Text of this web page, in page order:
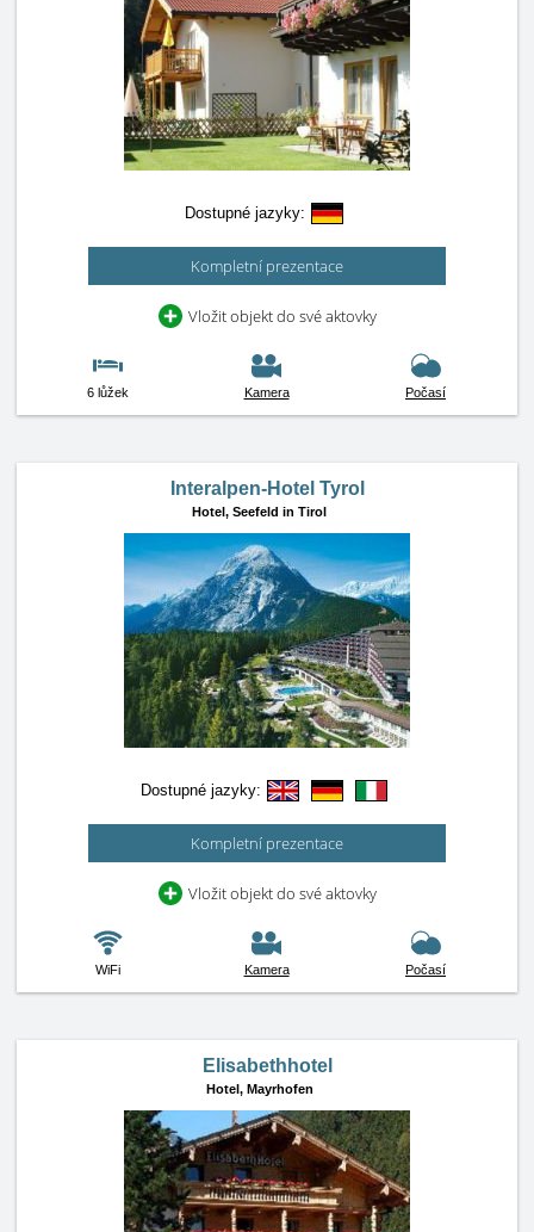
Dostupné jazyky:
Kompletní prezentace
Vložit objekt do své aktovky
6 lůžek Kamera Počasí
Interalpen-Hotel Tyrol
Hotel, Seefeld in Tirol
Dostupné jazyky:
Kompletní prezentace
Vložit objekt do své aktovky
WiFi Kamera Počasí
Elisabethhotel
Hotel, Mayrhofen